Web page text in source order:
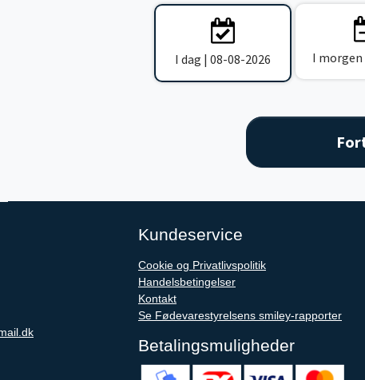
I dag | 08-08-2026 I morgen
Kundeservice
Cookie og Privatlivspolitik
Handelsbetingelser
Kontakt
Se Fødevarestyrelsens smiley-rapporter
Betalingsmuligheder